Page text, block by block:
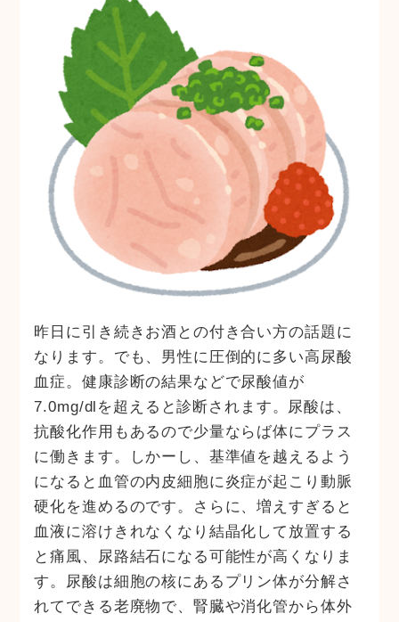
昨日に引き続きお酒との付き合い方の話題に
なります。でも、男性に圧倒的に多い高尿酸
血症。健康診断の結果などで尿酸値が
7.0mg/dlを超えると診断されます。尿酸は、
抗酸化作用もあるので少量ならば体にプラス
に働きます。しかーし、基準値を越えるよう
になると血管の内皮細胞に炎症が起こり動脈
硬化を進めるのです。さらに、増えすぎると
血液に溶けきれなくなり結晶化して放置する
と痛風、尿路結石になる可能性が高くなりま
す。尿酸は細胞の核にあるプリン体が分解さ
れてできる老廃物で、腎臓や消化管から体外